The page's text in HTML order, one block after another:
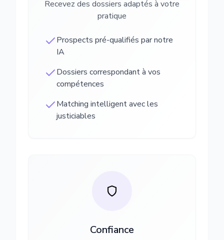
Recevez des dossiers adaptés à votre
pratique
Prospects pré-qualifiés par notre
IA
Dossiers correspondant à vos
compétences
Matching intelligent avec les
justiciables
Confiance